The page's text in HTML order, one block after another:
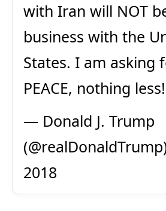
with Iran will NOT
business with the
States. I am asking
PEACE, nothing less!
— Donald J. Trump
2018